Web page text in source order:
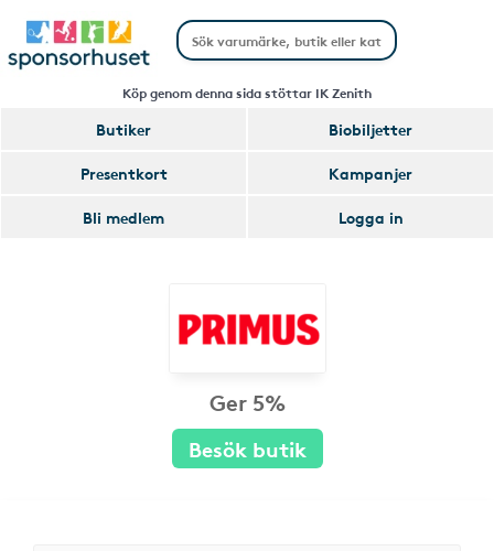
Köp genom denna sida stöttar IK Zenith
Butiker
Biobiljetter
Presentkort
Kampanjer
Bli medlem
Logga in
Ger 5%
Besök butik